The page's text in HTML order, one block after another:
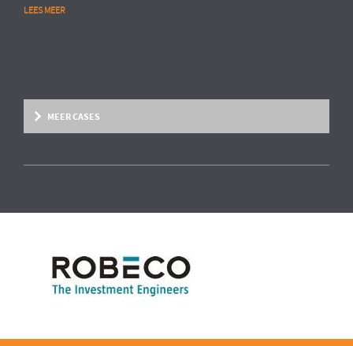
LEES MEER
Overige marktsegmenten
People Analytics
MEER CASES